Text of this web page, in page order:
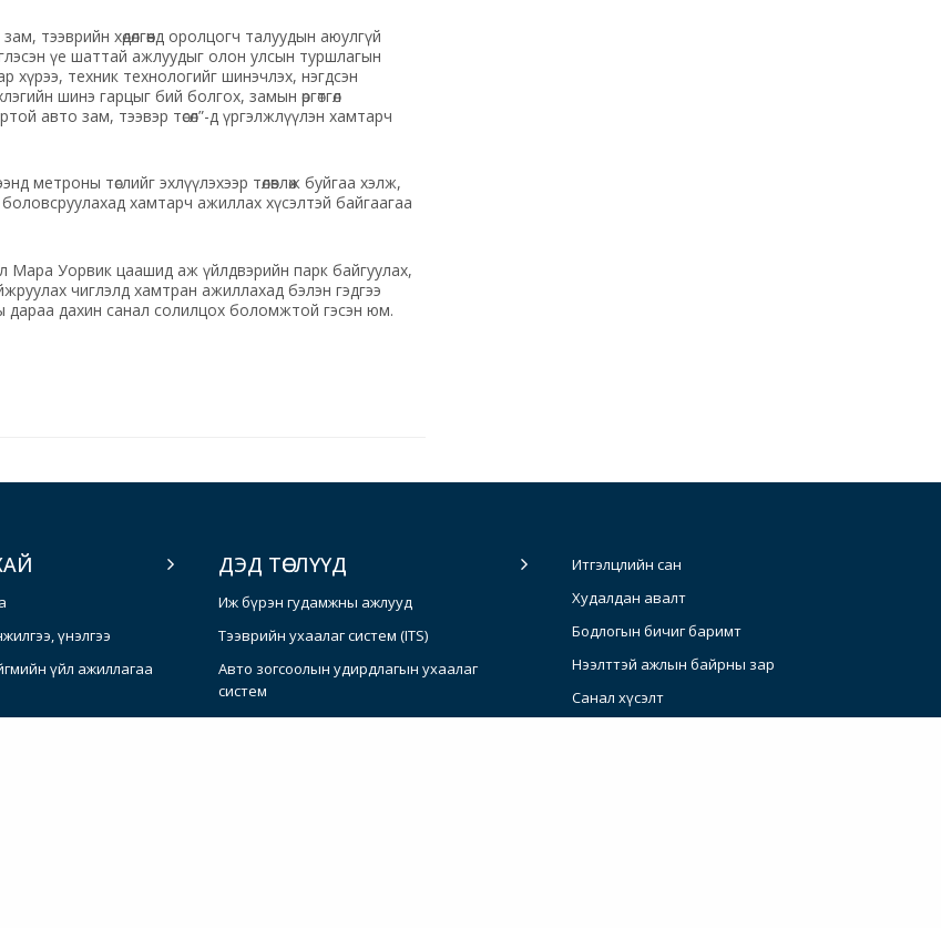
тээврийн хөдөлгөөнд оролцогч талуудын аюулгүй
үе шаттай ажлуудыг олон улсын туршлагын
хүрээ, техник технологийг шинэчлэх, нэгдсэн
шинэ гарцыг бий болгох, замын өргөтгөл
авто зам, тээвэр төсөл”-д үргэлжлүүлэн хамтарч
төслийг эхлүүлэхээр төлөвлөж буйгаа хэлж,
хамтарч ажиллах хүсэлтэй байгаагаа
Мара Уорвик цаашид аж үйлдвэрийн парк байгуулах,
чиглэлд хамтран ажиллахад бэлэн гэдгээ
дараа дахин санал солилцох боломжтой гэсэн юм.
үнэлгээ
үйл ажиллагаа
ДЭД ТӨСЛҮҮД
Иж бүрэн гудамжны ажлууд
Тээврийн ухаалаг систем (ITS)
Авто зогсоолын удирдлагын ухаалаг
систем
Нийтийн тээврийн тогтвортой систем
Итгэлцлийн сан
Худалдан авалт
Бодлогын бичиг баримт
Нээлттэй ажлын байрны зар
Санал хүсэлт